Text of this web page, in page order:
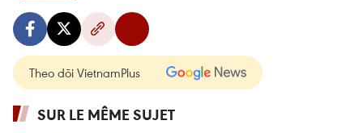
Theo dõi VietnamPlus
SUR LE MÊME SUJET